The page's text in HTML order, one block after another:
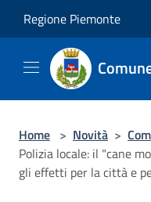
Regione Piemonte
Home > Novità >
Polizia locale: il "cane
gli effetti per la città e